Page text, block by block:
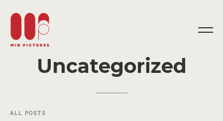
Uncategorized
ALL POSTS